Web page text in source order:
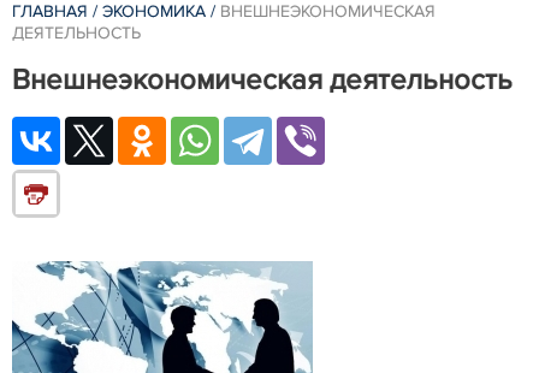
ГЛАВНАЯ / ЭКОНОМИКА / ВНЕШНЕЭКОНОМИЧЕСКАЯ
ДЕЯТЕЛЬНОСТЬ
Внешнеэкономическая деятельность